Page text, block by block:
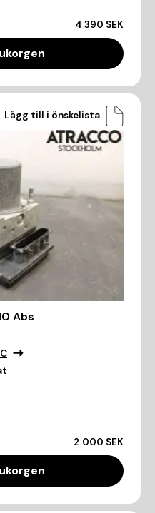
4 390 SEK
Lägg till i önskelista
Abs
2 000 SEK